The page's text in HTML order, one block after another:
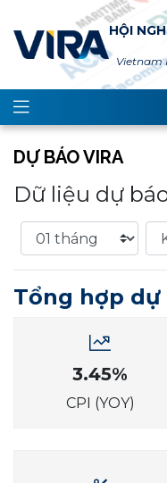
HỘI
Vietnam
DỰ BÁO VIRA
Dữ liệu dự
Tổng hợp dự
3.45%
CPI (YOY)